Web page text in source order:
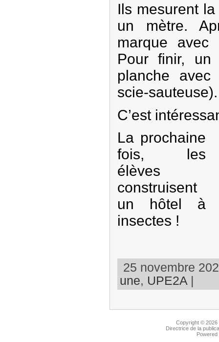
Ils mesurent
un mètre.
marque
Pour finir, un
planche
scie-sauteuse).
C’est
La prochaine
fois, les
élèves
construisent
un hôtel à
insectes !
25 novembre
une, UPE2A|
Copyright © 2026
Directrice de la